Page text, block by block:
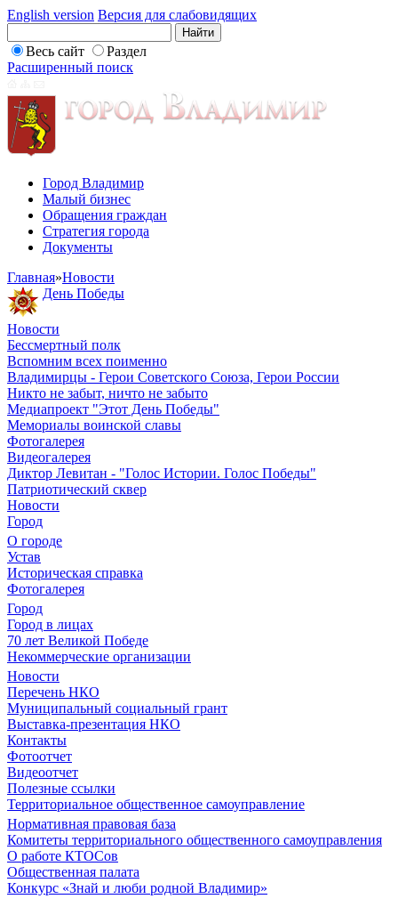
English version Версия для слабовидящих
Весь сайт
Раздел
Расширенный поиск
Город Владимир
Малый бизнес
Обращения граждан
Стратегия города
Документы
Главная»Новости
День Победы
Новости
Бессмертный полк
Вспомним всех поименно
Владимирцы - Герои Советского Союза, Герои России
Никто не забыт, ничто не забыто
Медиапроект "Этот День Победы"
Мемориалы воинской славы
Фотогалерея
Видеогалерея
Диктор Левитан - "Голос Истории. Голос Победы"
Патриотический сквер
Новости
Город
О городе
Устав
Историческая справка
Фотогалерея
Город
Город в лицах
70 лет Великой Победе
Некоммерческие организации
Новости
Перечень НКО
Муниципальный социальный грант
Выставка-презентация НКО
Контакты
Фотоотчет
Видеоотчет
Полезные ссылки
Территориальное общественное самоуправление
Нормативная правовая база
Комитеты территориального общественного самоуправления
О работе КТОСов
Общественная палата
Конкурс «Знай и люби родной Владимир»